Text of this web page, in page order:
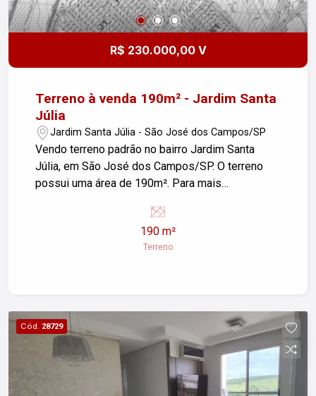
R$ 230.000,00 V
Terreno à venda 190m² - Jardim Santa
Júlia
Jardim Santa Júlia - São José dos Campos/SP
Vendo terreno padrão no bairro Jardim Santa
Júlia, em São José dos Campos/SP. O terreno
possui uma área de 190m². Para mais
190 m²
Terreno
Cód. 28729